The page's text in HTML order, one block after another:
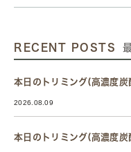
RECENT POSTS
本日のトリミング(高濃度炭
2026.08.09
本日のトリミング(高濃度炭